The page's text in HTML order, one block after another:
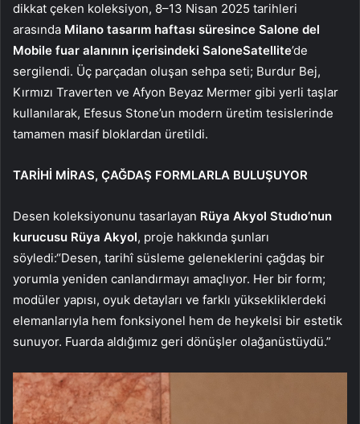
dikkat çeken koleksiyon, 8–13 Nisan 2025 tarihleri
arasında Milano tasarım haftası süresince Salone del
Mobile fuar alanının içerisindeki SaloneSatellite’de
sergilendi. Üç parçadan oluşan sehpa seti; Burdur Bej,
Kırmızı Traverten ve Afyon Beyaz Mermer gibi yerli taşlar
kullanılarak, Efesus Stone’un modern üretim tesislerinde
tamamen masif bloklardan üretildi.
TARİHİ MİRAS, ÇAĞDAŞ FORMLARLA BULUŞUYOR
Desen koleksiyonunu tasarlayan Rüya Akyol Studıo’nun
kurucusu Rüya Akyol, proje hakkında şunları
söyledi:“Desen, tarihî süsleme geleneklerini çağdaş bir
yorumla yeniden canlandırmayı amaçlıyor. Her bir form;
modüler yapısı, oyuk detayları ve farklı yüksekliklerdeki
elemanlarıyla hem fonksiyonel hem de heykelsi bir estetik
sunuyor. Fuarda aldığımız geri dönüşler olağanüstüydü.”